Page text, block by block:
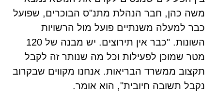
משה כהן, חבר הנהלת מתנ"ס הבוכרים, שפועל
כבר למעלה משנתיים פועל מול הרשויות
השונות. "כבר אין תירוצים. יש מבנה של 120
מטר שמוכן לפעילות וכל מה שנותר זה לקבל
תקצוב ממשרד הבריאות. אנחנו מקווים שבקרוב
נקבל תשובה חיובית", הוא אומר.